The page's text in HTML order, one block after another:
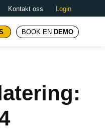
Kontakt oss Login
BOOK EN DEMO